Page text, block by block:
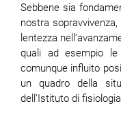
Sebbene sia
nostra
lentezza
quali ad esempio
comunque influito
un quadro della
dell’Istituto di